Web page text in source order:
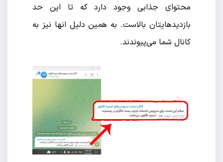
محتوای جذابی وجود دارد که تا این حد
بازدیدهایتان بالاست. به همین دلیل انها نیز به
کانال شما می‌پیوندند.